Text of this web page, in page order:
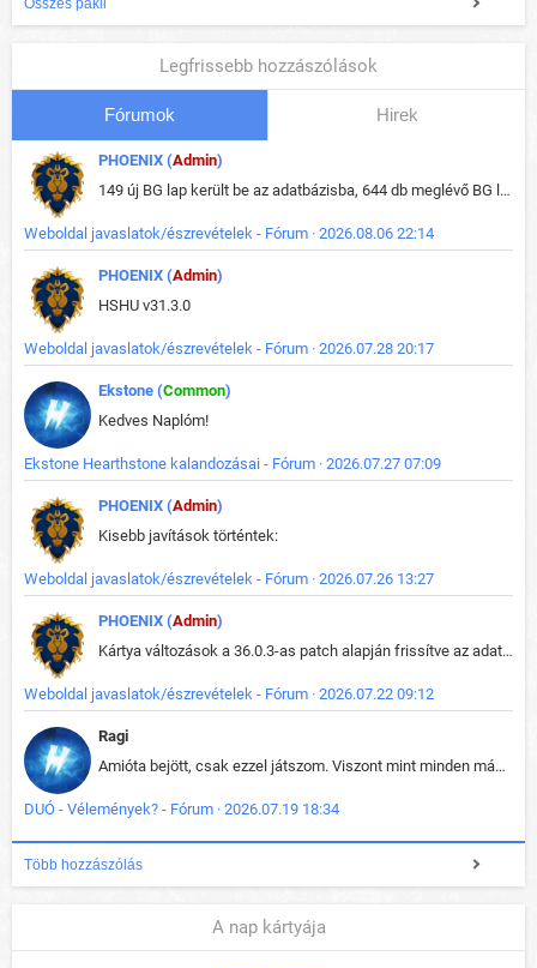
Összes pakli
Legfrissebb hozzászólások
Fórumok Hirek
PHOENIX (Admin)
149 új BG lap került be az adatbázisba, 644 db meglévő BG lap módosult, bekerültek az új képek a megváltozott lapokhoz is.
Weboldal javaslatok/észrevételek - Fórum · 2026.08.06 22:14
PHOENIX (Admin)
HSHU v31.3.0
Weboldal javaslatok/észrevételek - Fórum · 2026.07.28 20:17
Ekstone (Common)
Kedves Naplóm!
Ekstone Hearthstone kalandozásai - Fórum · 2026.07.27 07:09
PHOENIX (Admin)
Kisebb javítások történtek:
Weboldal javaslatok/észrevételek - Fórum · 2026.07.26 13:27
PHOENIX (Admin)
Kártya változások a 36.0.3-as patch alapján frissítve az adatbázisban (képek is cserélve).
Weboldal javaslatok/észrevételek - Fórum · 2026.07.22 09:12
Ragi
Amióta bejött, csak ezzel játszom. Viszont mint minden más - akár az alapjáték is, ez is baromira összetett lett. Néha már pár kör után is esélytelen az egész. Vagy irreállisan túltápol valaki, vagy lelép a partner, vagy csak hülye mint a segg. És amikor eljönne az én időm, na akkor jön el mindenki másé is. Engem jobban érdekelne, hogy ki milyen ratingen szokott játszani. Na ez lenne egy érdekes adat.
DUÓ - Vélemények? - Fórum · 2026.07.19 18:34
Több hozzászólás
A nap kártyája